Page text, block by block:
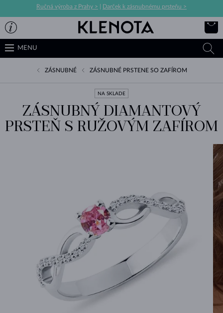
Ručná výroba z Prahy > Darček k zásnubnému prsteňu >
MENU
ZÁSNUBNÉ ZÁSNUBNÉ PRSTENE SO ZAFÍROM
NA SKLADE
ZÁSNUBNÝ DIAMANTOVÝ
PRSTEŇ S RUŽOVÝM ZAFÍROM